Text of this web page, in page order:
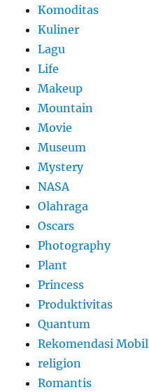
Komoditas
Kuliner
Lagu
Life
Makeup
Mountain
Movie
Museum
Mystery
NASA
Olahraga
Oscars
Photography
Plant
Princess
Produktivitas
Quantum
Rekomendasi Mobil
religion
Romantis